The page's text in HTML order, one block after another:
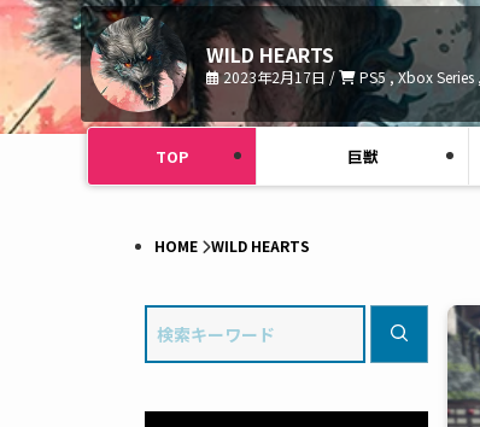
WILD HEARTS
2023年2月17日 / PS5 , Xbox
TOP 巨獣
HOME WILD HEARTS